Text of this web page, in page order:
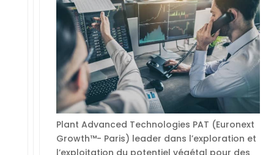
Plant Advanced Technologies PAT (Euronext
Growth™- Paris) leader dans l’exploration et